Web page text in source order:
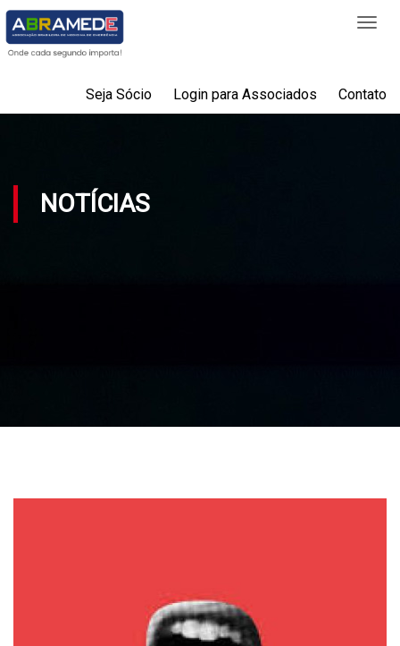
Seja Sócio Login para Associados Contato
NOTÍCIAS